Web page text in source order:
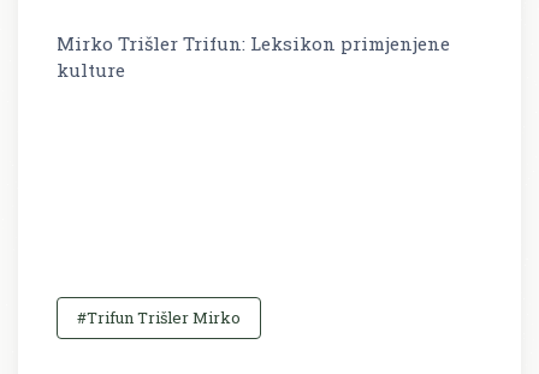
Mirko Trišler Trifun: Leksikon primjenjene
kulture
#Trifun Trišler Mirko